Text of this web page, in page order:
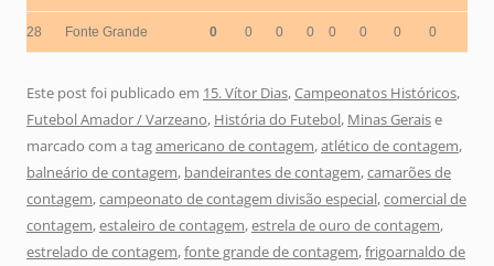
28 Fonte Grande 0 0 0 0 0 0 0 0
Este post foi publicado em 15. Vítor Dias,Campeonatos Históricos,
Futebol Amador / Varzeano, História do Futebol, Minas Geraise
marcado com a tagamericano de contagem,atlético de contagem,
balneário de contagem, bandeirantes de contagem,camarões de
contagem,campeonato de contagem divisão especial,comercial de
contagem,estaleiro de contagem,estrela de ouro de contagem,
estrelado de contagem,fonte grande de contagem,frigoarnaldo de